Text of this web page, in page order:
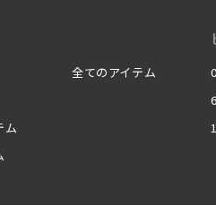
禁止します
掲載されているいかなる情報もコピー、
ム
全てのアイテム